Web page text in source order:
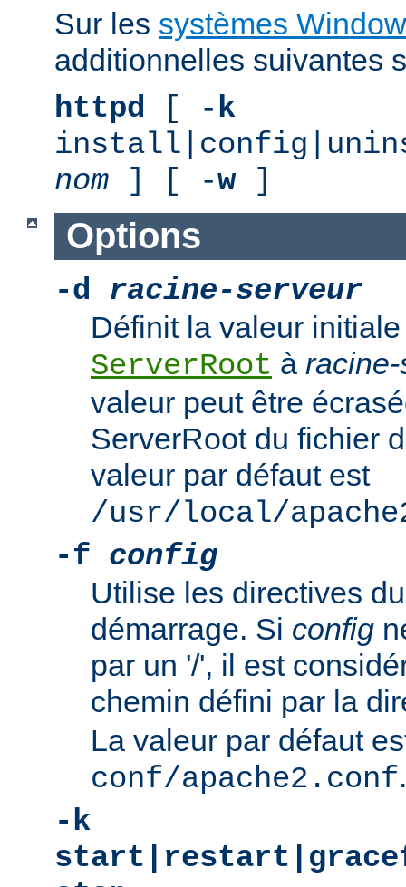
Sur les systèmes
additionnelles suivantes
httpd [ -k
nom ] [ -w]
Options
-d racine-serveur
Définit la valeur
ServerRoot à
valeur peut être
ServerRoot du fichier
valeur par défaut est
/usr/local/
-f config
Utilise les directives
démarrage. Si config
par un '/', il est
chemin défini par la
La valeur par défaut
conf/apache2.conf.
-k